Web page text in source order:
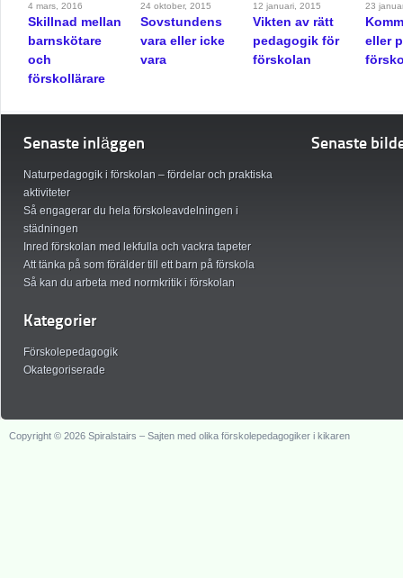
4 mars, 2016
Skillnad mellan
barnskötare
och
förskollärare
24 oktober, 2015
Sovstundens
vara eller icke
vara
12 januari, 2015
Vikten av rätt
pedagogik för
förskolan
23
eller
Senaste inläggen
Naturpedagogik i förskolan – fördelar och praktiska
aktiviteter
Så engagerar du hela förskoleavdelningen i
städningen
Inred förskolan med lekfulla och vackra tapeter
Att tänka på som förälder till ett barn på förskola
Så kan du arbeta med normkritik i förskolan
Kategorier
Förskolepedagogik
Okategoriserade
Senaste
Copyright © 2026 Spiralstairs – Sajten med olika förskolepedagogiker i kikaren